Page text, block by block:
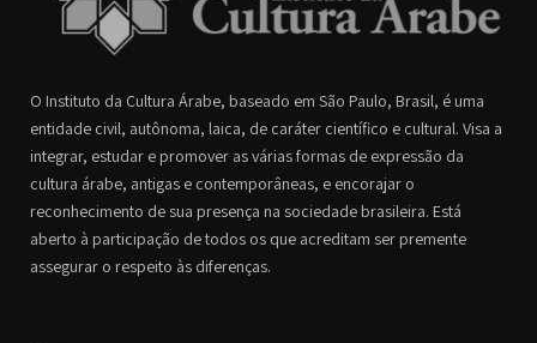
O Instituto da Cultura Árabe, baseado em São Paulo, Brasil, é uma
entidade civil, autônoma, laica, de caráter científico e cultural. Visa a
integrar, estudar e promover as várias formas de expressão da
cultura árabe, antigas e contemporâneas, e encorajar o
reconhecimento de sua presença na sociedade brasileira. Está
aberto à participação de todos os que acreditam ser premente
assegurar o respeito às diferenças.